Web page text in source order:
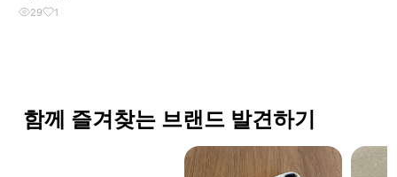
29 1
함께 즐겨찾는 브랜드 발견하기